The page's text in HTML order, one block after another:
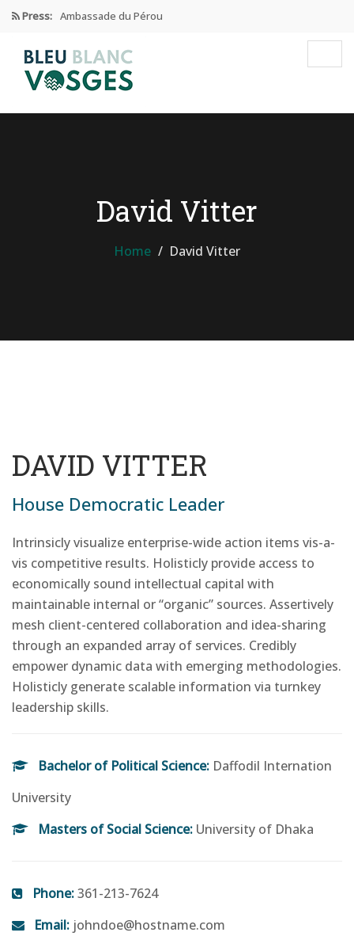
Press: Ambassade du Pérou
Prix Edgar Faure 2024
Éducation Et Industrie De L’habillement
Enseignement privé sous contrat
David Vitter
Home David Vitter
DAVID VITTER
House Democratic Leader
Intrinsicly visualize enterprise-wide action items vis-a-
vis competitive results. Holisticly provide access to
economically sound intellectual capital with
maintainable internal or “organic” sources. Assertively
mesh client-centered collaboration and idea-sharing
through an expanded array of services. Credibly
empower dynamic data with emerging methodologies.
Holisticly generate scalable information via turnkey
leadership skills.
Bachelor of Political Science: Daffodil Internation
University
Masters of Social Science: University of Dhaka
Phone:361-213-7624
Email: johndoe@hostname.com